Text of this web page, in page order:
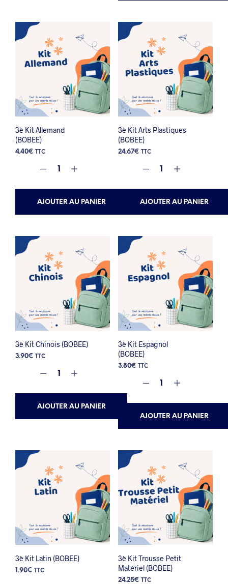
3è Kit Allemand
(BOBEE)
4.40€ TTC
AJOUTER AU PANIER
3è Kit Arts Plastiques
(BOBEE)
24.67€ TTC
AJOUTER AU PANIER
3è Kit Chinois (BOBEE)
3.90€ TTC
AJOUTER AU PANIER
3è Kit Espagnol
(BOBEE)
3.80€ TTC
AJOUTER AU PANIER
3è Kit Latin (BOBEE)
1.90€ TTC
3è Kit Trousse Petit
Matériel (BOBEE)
24.25€ TTC